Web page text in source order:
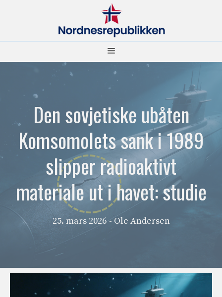
Meny
Den sovjetiske ubåten
Komsomolets sank i 1989
slipper radioaktivt
materiale ut i havet: studie
25. mars 2026 - Ole Andersen